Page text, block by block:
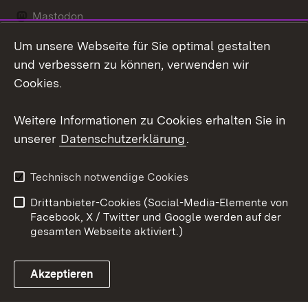
Mastodon
Messenger
Link zum Landesportal
Kontakt
Impressum
Cookies
Um unsere Webseite für Sie optimal gestalten
und verbessern zu können, verwenden wir
Cookies.
Weitere Informationen zu Cookies erhalten Sie in
unserer Datenschutzerklärung.
Technisch notwendige Cookies
Drittanbieter-Cookies (Social-Media-Elemente von
Facebook, X / Twitter und Google werden auf der
gesamten Webseite aktiviert.)
Akzeptieren